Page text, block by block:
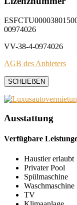
00974026
VV-38-4-0974026
AGB des Anbieters
SCHLIEẞEN
Ausstattung
Verfügbare
Haustier erlaubt
Privater Pool
Spülmaschine
Waschmaschine
TV